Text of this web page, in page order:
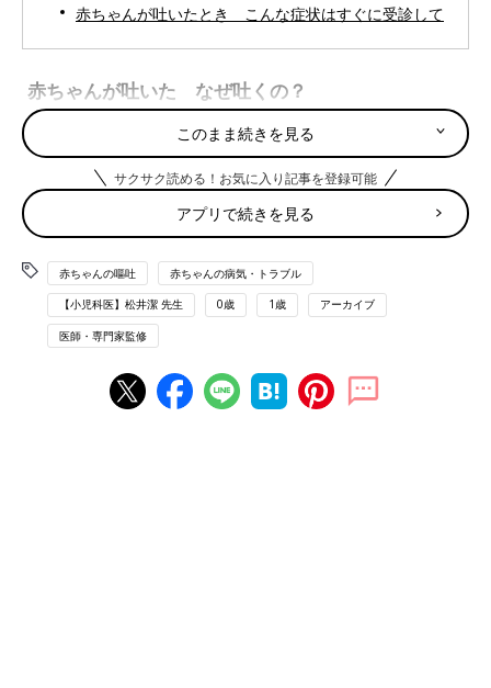
赤ちゃんが吐いたとき こんな症状はすぐに受診して
赤ちゃんが吐いた なぜ吐くの？
赤ちゃんは胃の入り口の締まりが緩いためによく吐きます。母乳
やミルクをタラタラと流れるように吐くのは溢乳（いつにゅう）
といって心配ありません。げっぷと一緒に吐くことも。
【医師監修】赤ちゃんが吐く原因と対処
法、受診のタイミングと心配な病気をチ
ェック
赤ちゃんは胃の形状や機能が未発達なので、飲
んだり食べたりしたものをすぐに吐いたりしま
や心配な嘔吐（おうと）の見分け方、上手な対
処法とホームケアのポイントなどを「かたおか
赤ちゃんが吐いたとき 気をつけることは？
このまま続きを見る
サクサク読める！お気に入り記事を登録可能
アプリで続きを見る
赤ちゃんの嘔吐 赤ちゃんの病気・トラブル
【小児科医】松井潔 先生 0歳 1歳 アーカイブ
医師・専門家監修